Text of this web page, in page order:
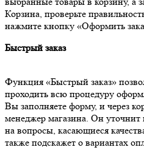
Корзина, проверьте
нажмите кнопку «Оформить
Быстрый заказ
Функция «Быстрый заказ»
проходить всю процедуру
Вы заполняете форму, и через
менеджер магазина. Он уточнит
на вопросы, касающиеся
также подскажет о вариантах